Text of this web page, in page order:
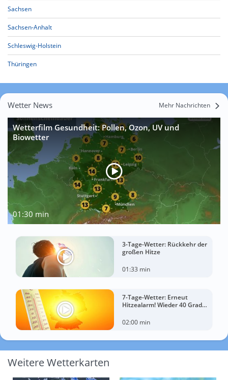
Sachsen
Sachsen-Anhalt
Schleswig-Holstein
Thüringen
Wetter News Mehr Nachrichten
Wetterfilm Gesundheit: Pollen, Ozon, UV und
Biowetter
01:30 min
3-Tage-Wetter: Rückkehr der
großen Hitze
01:33 min
7-Tage-Wetter: Erneut
Hitzealarm! Wieder 40 Grad
02:00 min
Weitere Wetterkarten